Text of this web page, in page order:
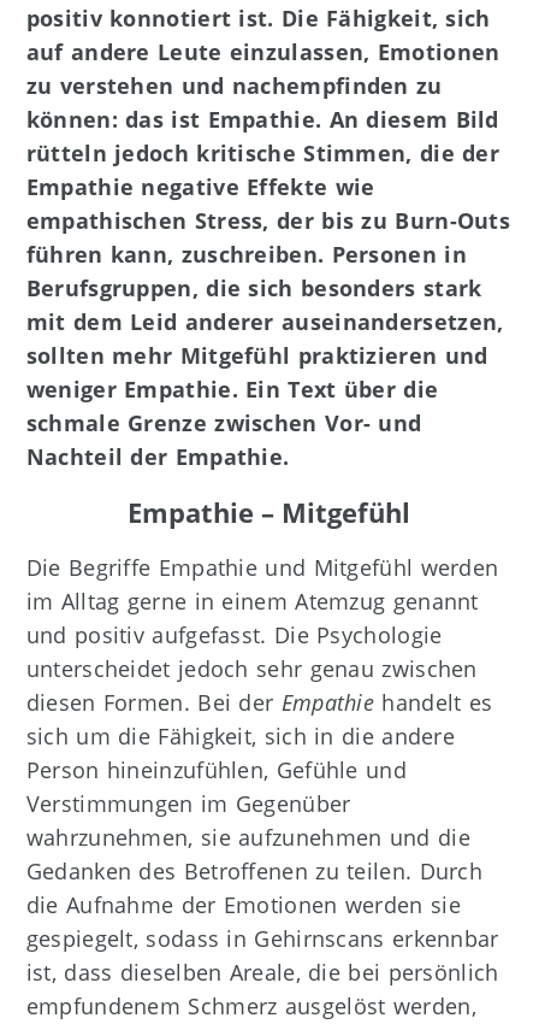
positiv konnotiert ist. Die Fähigkeit, sich
auf andere Leute einzulassen, Emotionen
zu verstehen und nachempfinden zu
können: das ist Empathie. An diesem Bild
rütteln jedoch kritische Stimmen, die der
Empathie negative Effekte wie
empathischen Stress, der bis zu Burn-Outs
führen kann, zuschreiben. Personen in
Berufsgruppen, die sich besonders stark
mit dem Leid anderer auseinandersetzen,
sollten mehr Mitgefühl praktizieren und
weniger Empathie. Ein Text über die
schmale Grenze zwischen Vor- und
Nachteil der Empathie.
Empathie – Mitgefühl
Die Begriffe Empathie und Mitgefühl werden
im Alltag gerne in einem Atemzug genannt
und positiv aufgefasst. Die Psychologie
unterscheidet jedoch sehr genau zwischen
diesen Formen. Bei der Empathie handelt es
sich um die Fähigkeit, sich in die andere
Person hineinzufühlen, Gefühle und
Verstimmungen im Gegenüber
wahrzunehmen, sie aufzunehmen und die
Gedanken des Betroffenen zu teilen. Durch
die Aufnahme der Emotionen werden sie
gespiegelt, sodass in Gehirnscans erkennbar
ist, dass dieselben Areale, die bei persönlich
empfundenem Schmerz ausgelöst werden,